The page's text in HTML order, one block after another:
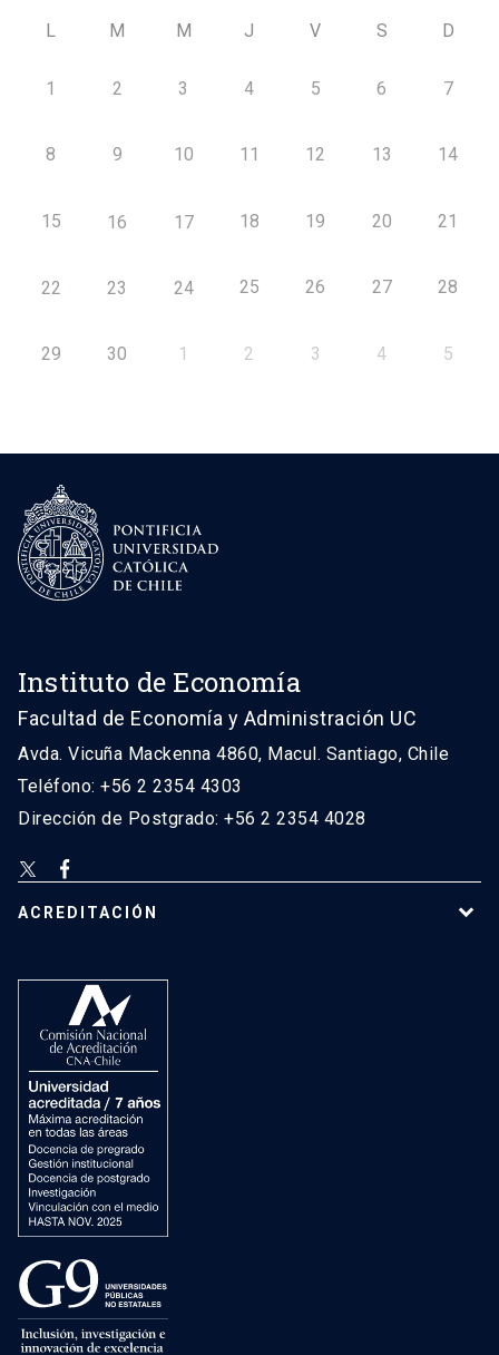
L M M J V S D
1 2 3 4 5 6 7
8 9 10 11 12 13 14
15 16 17 18 19 20 21
22 23 24 25 26 27 28
29 30 1 2 3 4 5
Instituto de Economía
Facultad de Economía y Administración UC
Avda. Vicuña Mackenna 4860, Macul. Santiago, Chile
Teléfono: +56 2 2354 4303
Dirección de Postgrado: +56 2 2354 4028
ACREDITACIÓN